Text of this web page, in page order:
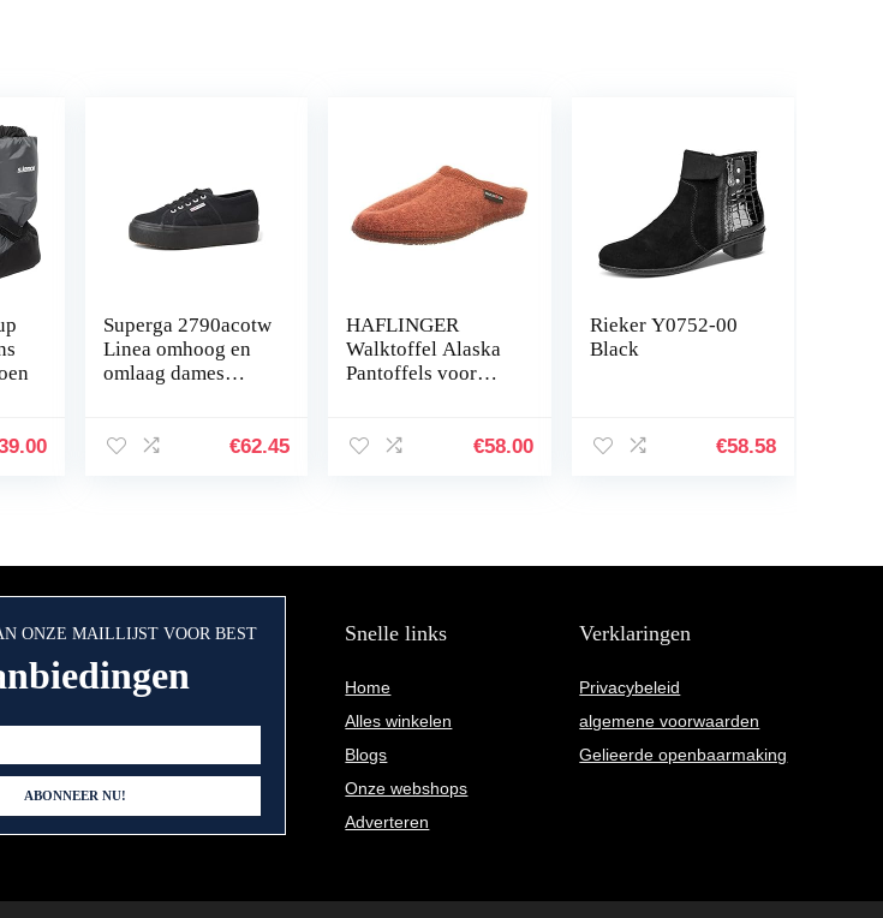
Superga 2790acotw
Linea omhoog en
omlaag dames
€62.45
HAFLINGER
Walktoffel Alaska
Pantoffels voor
€58.00
Rieker Y0752-00
Black
€58.58
ONZE MAILLIJST VOOR BEST Snelle links
Home
Alles winkelen
Blogs
Onze webshops
Adverteren
Verklaringen
Privacybeleid
algemene voorwaarden
Gelieerde openbaarmaking